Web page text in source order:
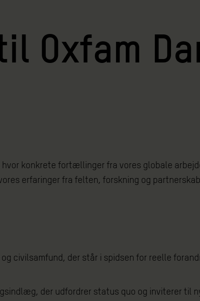
Oxfam
hvor konkrete fortællinger fra vores globale
erfaringer fra felten, forskning og
civilsamfund, der står i spidsen for reelle
der udfordrer status quo og inviterer